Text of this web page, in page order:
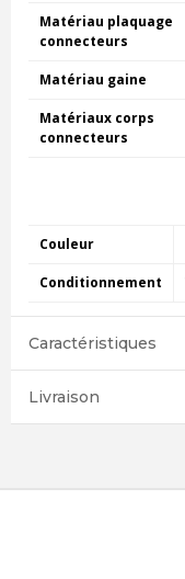
Matériau plaquage
connecteurs
Matériau gaine
Matériaux corps
connecteurs
Couleur
Conditionnement
Caractéristiques
Livraison